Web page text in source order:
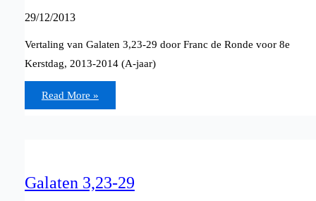
29/12/2013
Vertaling van Galaten 3,23-29 door Franc de Ronde voor 8e
Kerstdag, 2013-2014 (A-jaar)
Galaten
3,23-
29
Read More »
Galaten 3,23-29